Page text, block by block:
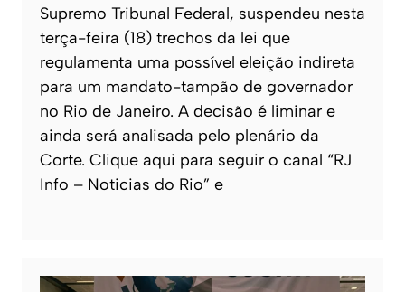
Supremo Tribunal Federal, suspendeu nesta
terça-feira (18) trechos da lei que
regulamenta uma possível eleição indireta
para um mandato-tampão de governador
no Rio de Janeiro. A decisão é liminar e
ainda será analisada pelo plenário da
Corte. Clique aqui para seguir o canal “RJ
Info – Noticias do Rio” e